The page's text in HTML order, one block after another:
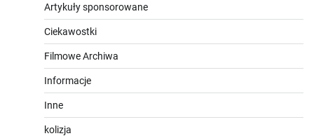
Artykuły sponsorowane
Ciekawostki
Filmowe Archiwa
Informacje
Inne
kolizja